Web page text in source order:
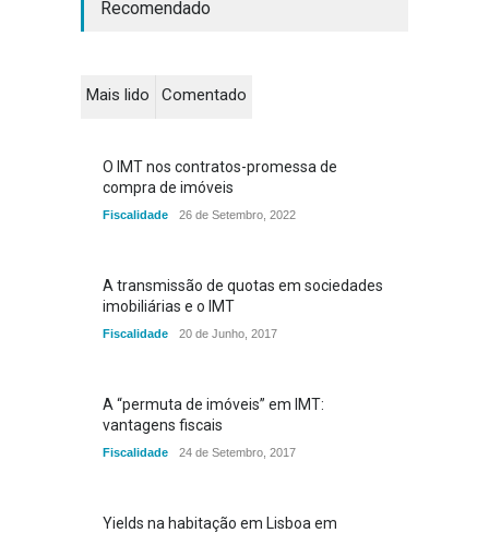
Recomendado
Mais lido Comentado
O IMT nos contratos-promessa de
compra de imóveis
Fiscalidade 26 de Setembro, 2022
A transmissão de quotas em sociedades
imobiliárias e o IMT
Fiscalidade 20 de Junho, 2017
A “permuta de imóveis” em IMT:
vantagens fiscais
Fiscalidade 24 de Setembro, 2017
Yields na habitação em Lisboa em